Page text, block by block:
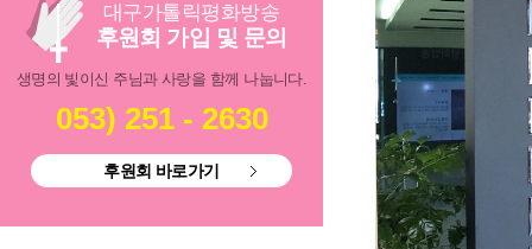
대구가톨릭평화방송
후원회 가입 및 문의
생명의 빛이신 주님과 사랑을 함께 나눕니다.
053) 251 - 2630
후원회 바로가기